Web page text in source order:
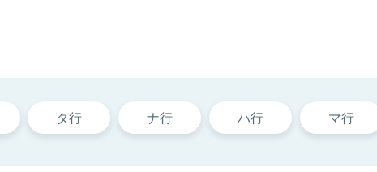
タ行 ナ行 ハ行 マ行